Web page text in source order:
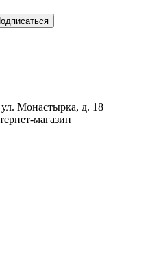
Монастырка, д. 18
магазин